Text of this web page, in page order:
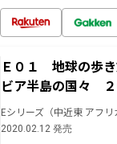
Ｅ０１ 地球の歩
ビア半島の国々 ２
Eシリーズ（中近東 アフ
2020.02.12 発売